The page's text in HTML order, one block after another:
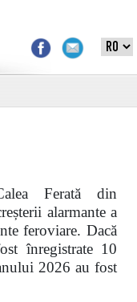
Ferată din
alarmante a
feroviare. Dacă
înregistrate 10
2026 au fost